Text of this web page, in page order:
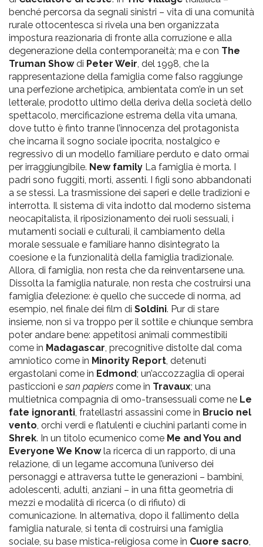
benché percorsa da segnali sinistri – vita di una comunità
rurale ottocentesca si rivela una ben organizzata
impostura reazionaria di fronte alla corruzione e alla
degenerazione della contemporaneità; ma e con The
Truman Showdi Peter Weir, del 1998, che la
rappresentazione della famiglia come falso raggiunge
una perfezione archetipica, ambientata com’e in un set
letterale, prodotto ultimo della deriva della società dello
spettacolo, mercificazione estrema della vita umana,
dove tutto è finto tranne l’innocenza del protagonista
che incarna il sogno sociale ipocrita, nostalgico e
regressivo di un modello familiare perduto e dato ormai
per irraggiungibile. New family La famiglia è morta. I
padri sono fuggiti, morti, assenti. I figli sono abbandonati
a se stessi. La trasmissione dei saperi e delle tradizioni e
interrotta. Il sistema di vita indotto dal moderno sistema
neocapitalista, il riposizionamento dei ruoli sessuali, i
mutamenti sociali e culturali, il cambiamento della
morale sessuale e familiare hanno disintegrato la
coesione e la funzionalità della famiglia tradizionale.
Allora, di famiglia, non resta che da reinventarsene una.
Dissolta la famiglia naturale, non resta che costruirsi una
famiglia d’elezione: è quello che succede di norma, ad
esempio, nel finale dei film di Soldini. Pur di stare
insieme, non si va troppo per il sottile e chiunque sembra
poter andare bene: appetitosi animali commestibili
come in Madagascar, precognitive distolte dal coma
amniotico come in Minority Report, detenuti
ergastolani come in Edmond; un’accozzaglia di operai
pasticcioni esan papiers come in Travaux; una
multietnica compagnia di omo-transessuali come ne Le
fate ignoranti, fratellastri assassini come in Brucio nel
vento, orchi verdi e flatulenti e ciuchini parlanti come in
Shrek. In un titolo ecumenico come Me and You and
Everyone We Knowla ricerca di un rapporto, di una
relazione, di un legame accomuna l’universo dei
personaggi e attraversa tutte le generazioni – bambini,
adolescenti, adulti, anziani – in una fitta geometria di
mezzi e modalità di ricerca (o di rifiuto) di
comunicazione. In alternativa, dopo il fallimento della
famiglia naturale, si tenta di costruirsi una famiglia
sociale, su base mistica-religiosa come in Cuore sacro,